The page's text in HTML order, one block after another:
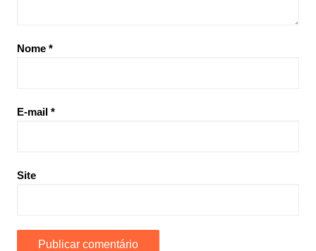
Nome *
E-mail *
Site